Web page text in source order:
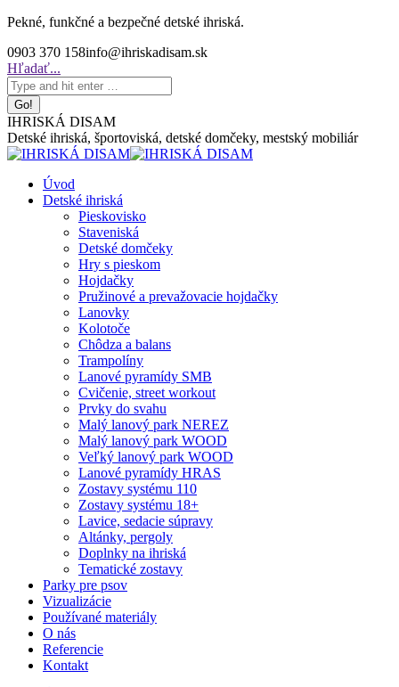
Skip
content
Pekné, funkčné a bezpečné detské ihriská.
0903 370 158info@ihriskadisam.sk
Search:
Hľadať...
IHRISKÁ DISAM
Detské ihriská, športoviská, detské domčeky, mestský mobiliár
Úvod
Detské ihriská
Pieskovisko
Staveniská
Detské domčeky
Hry s pieskom
Hojdačky
Pružinové a prevažovacie hojdačky
Lanovky
Kolotoče
Chôdza a balans
Trampolíny
Lanové pyramídy SMB
Cvičenie, street workout
Prvky do svahu
Malý lanový park NEREZ
Malý lanový park WOOD
Veľký lanový park WOOD
Lanové pyramídy HRAS
Zostavy systému 110
Zostavy systému 18+
Lavice, sedacie súpravy
Altánky, pergoly
Doplnky na ihriská
Tematické zostavy
Parky pre psov
Vizualizácie
Používané materiály
O nás
Referencie
Kontakt